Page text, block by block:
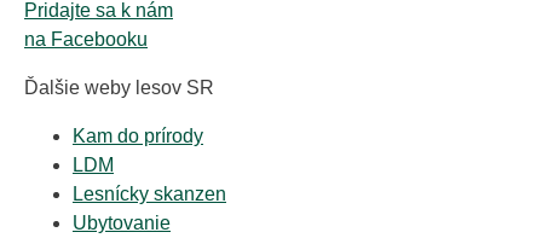
Pridajte sa k nám
na Facebooku
Ďalšie weby lesov SR
Kam do prírody
LDM
Lesnícky skanzen
Ubytovanie